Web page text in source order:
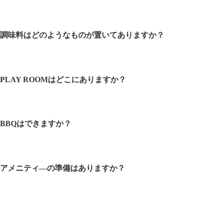
調味料はどのようなものが置いてありますか？
PLAY ROOMはどこにありますか？
BBQはできますか？
アメニティ―の準備はありますか？